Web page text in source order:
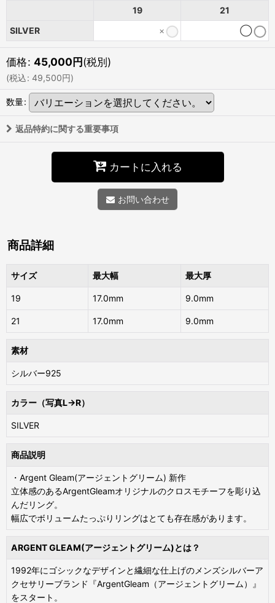
19
21
SILVER
× ◯
価格: 45,000円(税別)
(税込: 49,500円)
数量:
返品特約に関する重要事項
カートに入れる
お問い合わせ
商品詳細
サイズ 最大幅 最大厚
19 17.0mm 9.0mm
21 17.0mm 9.0mm
素材
シルバー925
カラー（写真L→R）
SILVER
商品説明
・Argent Gleam(アージェントグリーム) 新作
立体感のあるArgentGleamオリジナルのクロスモチーフを彫り込
んだリング。
幅広でボリュームたっぷりリングはとても存在感があります。
ARGENT GLEAM(アージェントグリーム)とは？
1992年にゴシックなデザインと繊細な仕上げのメンズシルバーア
クセサリーブランド『ArgentGleam（アージェントグリーム）』
をスタート。